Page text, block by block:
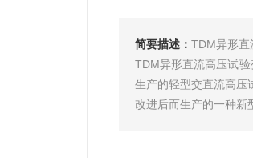
简要描述： TDM异形直
TDM异形直流高压试
生产的轻型交直流高压
改进后而生产的一种新